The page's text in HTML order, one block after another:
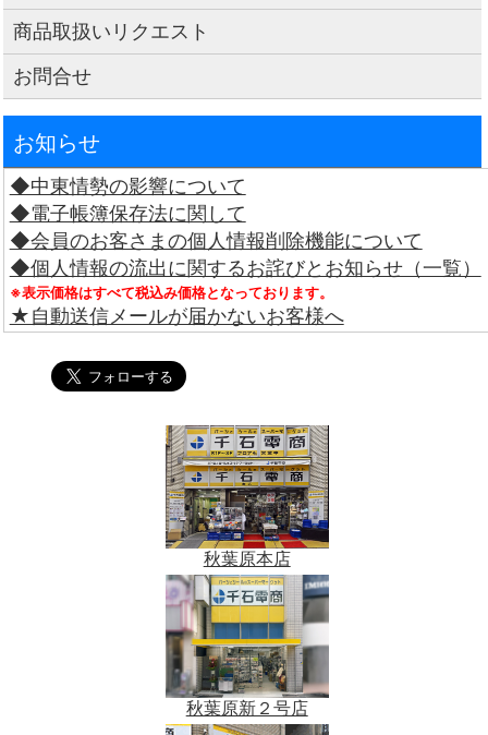
商品取扱いリクエスト
お問合せ
お知らせ
◆中東情勢の影響について
◆電子帳簿保存法に関して
◆会員のお客さまの個人情報削除機能について
◆個人情報の流出に関するお詫びとお知らせ（一覧）
※表示価格はすべて税込み価格となっております。
★自動送信メールが届かないお客様へ
秋葉原本店
秋葉原新２号店